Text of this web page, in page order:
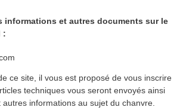
informations et autres documents sur le
:
ce site, il vous est proposé de vous inscrire
techniques vous seront envoyés ainsi
informations au sujet du chanvre.